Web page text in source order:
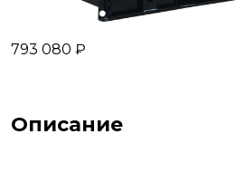
793 080 ₽
Описание